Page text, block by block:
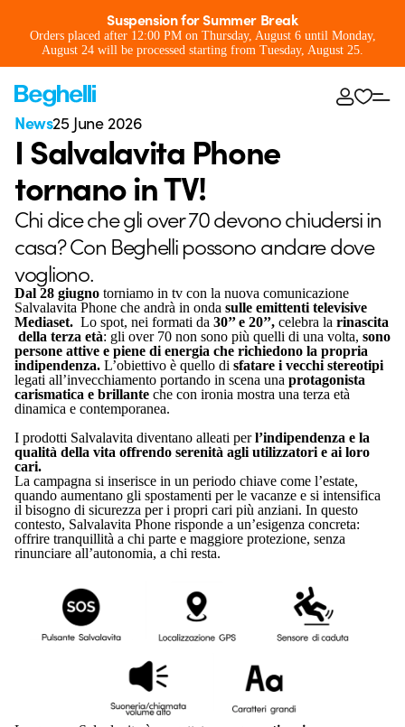
Suspension for Summer Break
Orders placed after 12:00 PM on Thursday, August 6 until Monday,
August 24 will be processed starting from Tuesday, August 25.
News25 June 2026
I Salvalavita Phone
tornano in TV!
Chi dice che gli over 70 devono chiudersi in
casa? Con Beghelli possono andare dove
vogliono.
Dal 28 giugno torniamo in tv con la nuova comunicazione
Salvalavita Phone che andrà in onda sulle emittenti televisive
Mediaset. Lo spot, nei formati da 30’’ e 20’’, celebra la rinascita
della terza età: gli over 70 non sono più quelli di una volta, sono
persone attive e piene di energia che richiedono la propria
indipendenza. L’obiettivo è quello di sfatare i vecchi stereotipi
legati all’invecchiamento portando in scena una protagonista
carismatica e brillante che con ironia mostra una terza età
dinamica e contemporanea.
I prodotti Salvalavita diventano alleati perl’indipendenza e la
qualità della vita offrendo serenità agli utilizzatori e ai loro
cari.
La campagna si inserisce in un periodo chiave come l’estate,
quando aumentano gli spostamenti per le vacanze e si intensifica
il bisogno di sicurezza per i propri cari più anziani. In questo
contesto, Salvalavita Phone risponde a un’esigenza concreta:
offrire tranquillità a chi parte e maggiore protezione, senza
rinunciare all’autonomia, a chi resta.